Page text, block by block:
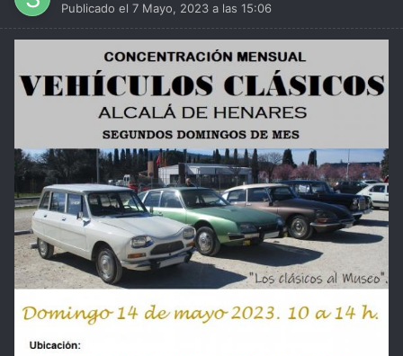
Publicado el 7 Mayo, 2023 a las 15:06